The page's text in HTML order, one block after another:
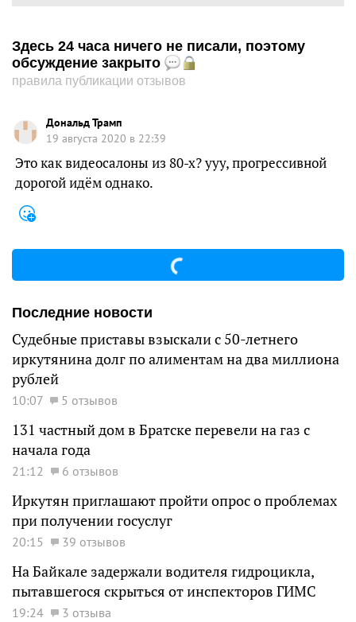
Здесь 24 часа ничего не писали, поэтому
обсуждение закрыто
правила публикации отзывов
Дональд Трамп
19 августа 2020 в 22:39
Это как видеосалоны из 80-х? ууу, прогрессивной
дорогой идём однако.
Последние новости
Судебные приставы взыскали с 50-летнего
иркутянина долг по алиментам на два миллиона
рублей
10:07 5 отзывов
131 частный дом в Братске перевели на газ с
начала года
21:12 6 отзывов
Иркутян приглашают пройти опрос о проблемах
при получении госуслуг
20:15 39 отзывов
На Байкале задержали водителя гидроцикла,
пытавшегося скрыться от инспекторов ГИМС
19:24
3 отзыва